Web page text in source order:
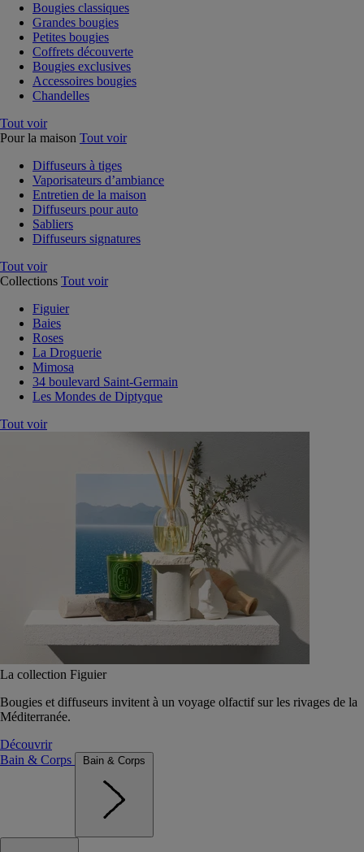
Bougies classiques
Grandes bougies
Petites bougies
Coffrets découverte
Bougies exclusives
Accessoires bougies
Chandelles
Tout voir
Pour la maison Tout voir
Diffuseurs à tiges
Vaporisateurs d’ambiance
Entretien de la maison
Diffuseurs pour auto
Sabliers
Diffuseurs signatures
Tout voir
Collections Tout voir
Figuier
Baies
Roses
La Droguerie
Mimosa
34 boulevard Saint-Germain
Les Mondes de Diptyque
Tout voir
La collection Figuier
Bougies et diffuseurs invitent à un voyage olfactif sur les rivages de la
Méditerranée.
Découvrir
Bain & Corps
Bain & Corps